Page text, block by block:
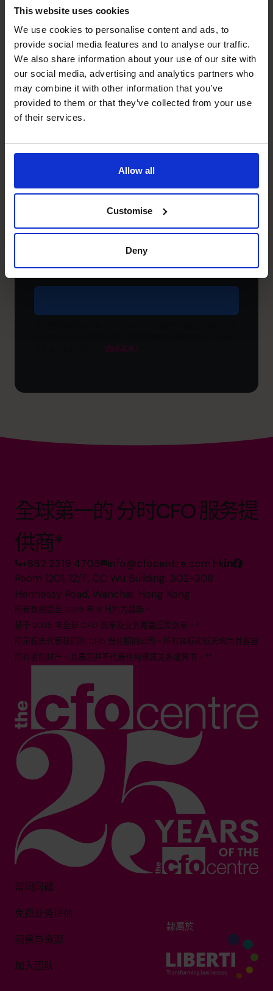
This website uses cookies
We use cookies to personalise content and ads, to
provide social media features and to analyse our traffic.
We also share information about your use of our site with
our social media, advertising and analytics partners who
may combine it with other information that you’ve
provided to them or that they’ve collected from your use
of their services.
Allow all
Customise
Deny
公
企
业
电
子
邮
地
填）
您
目
么
希
达
成
么
《隐私政策》
全球第一的 分时CFO 服务提
供商*
+852 2319 4705 info@cfocentre.com.hk
Room 1201, 12/F, CC Wu Building, 302-308
Hennessy Road, Wanchai, Hong Kong
所有数据截至 2025 年 8 月均为最新。
基于 2025 年全球 CFO 数量及业务覆盖国家数量。*
所示标志代表我们的 CFO 曾任职的公司。所有商标和标志均为其各自
所有者的财产。其展示并不代表任何隶属关系或背书。**
常问问题
免费业务评估
洞察与资源
加入团队
隸屬於